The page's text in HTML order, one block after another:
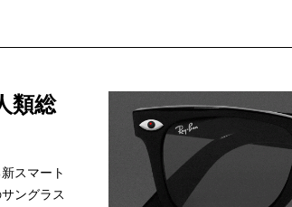
類総
スマート
ングラス